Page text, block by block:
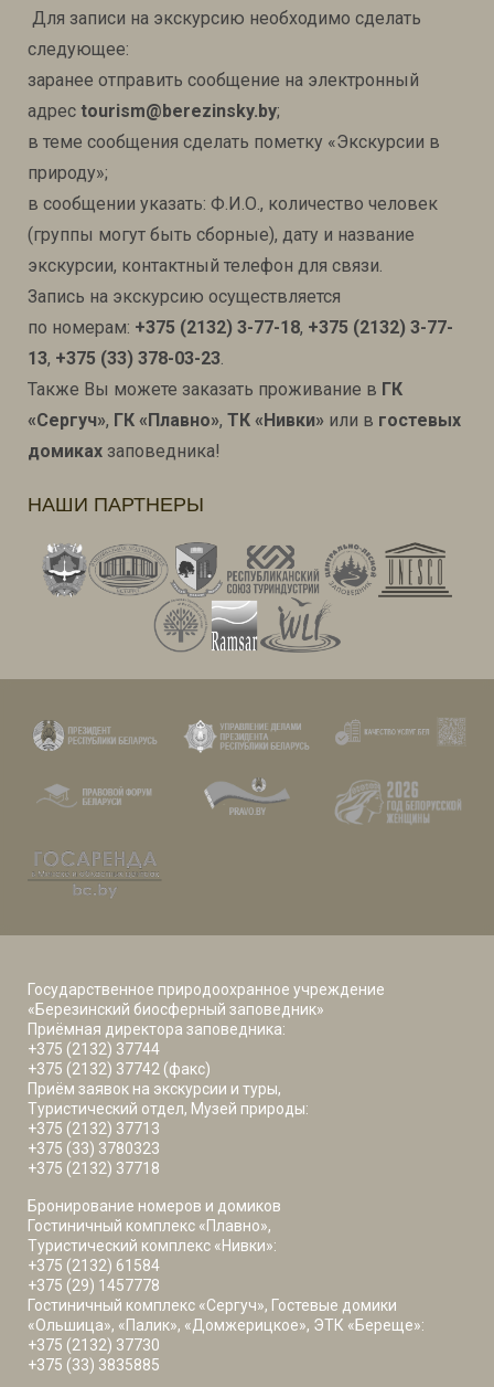
Для записи на экскурсию необходимо сделать
следующее:
заранее отправить сообщение на электронный
адрес tourism@berezinsky.by;
в теме сообщения сделать пометку «Экскурсии в
природу»;
в сообщении указать: Ф.И.О., количество человек
(группы могут быть сборные), дату и название
экскурсии, контактный телефон для связи.
Запись на экскурсию осуществляется
по номерам: +375 (2132) 3-77-18, +375 (2132) 3-77-
13, +375 (33) 378-03-23.
Также Вы можете заказать проживание в ГК
«Сергуч», ГК «Плавно», ТК «Нивки» или в гостевых
домиках заповедника!
НАШИ ПАРТНЕРЫ
Государственное природоохранное учреждение
«Березинский биосферный заповедник»
Приёмная директора заповедника:
+375 (2132) 37744
+375 (2132) 37742 (факс)
Приём заявок на экскурсии и туры,
Туристический отдел, Музей природы:
+375 (2132) 37713
+375 (33) 3780323
+375 (2132) 37718
Бронирование номеров и домиков
Гостиничный комплекс «Плавно»,
Туристический комплекс «Нивки»:
+375 (2132) 61584
+375 (29) 1457778
Гостиничный комплекс «Сергуч», Гостевые домики
«Ольшица», «Палик», «Домжерицкое», ЭТК «Береще»:
+375 (2132) 37730
+375 (33) 3835885